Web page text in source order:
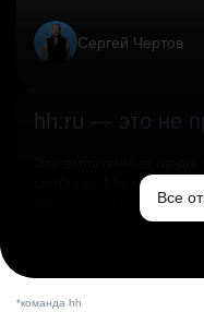
Сергей Чертов
hh.ru — это не
свободы. Мы
по поиску работы в
Все
*команда hh